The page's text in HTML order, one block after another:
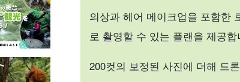
의상과 헤어 메이크업을 포함한
로 촬영할 수 있는 플랜을 제공합
200컷의 보정된 사진에 더해 드